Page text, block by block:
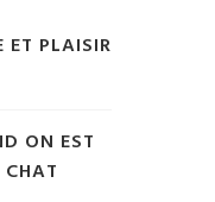
ET PLAISIR
ON EST